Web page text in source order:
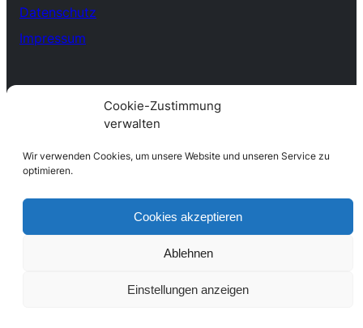
Cookie-Zustimmung
verwalten
Wir verwenden Cookies, um unsere Website und unseren Service zu
optimieren.
Cookies akzeptieren
Ablehnen
Einstellungen anzeigen
Datenschutz
Impressum